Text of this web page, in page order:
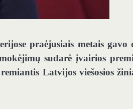
praėjusiais metais gavo
sudarė įvairios
Latvijos viešosios